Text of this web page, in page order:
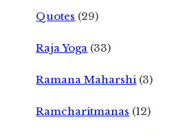
Quotes (29)
Raja Yoga (33)
Ramana Maharshi (3)
Ramcharitmanas (12)